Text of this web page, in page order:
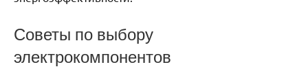
Советы по выбору
электрокомпонентов